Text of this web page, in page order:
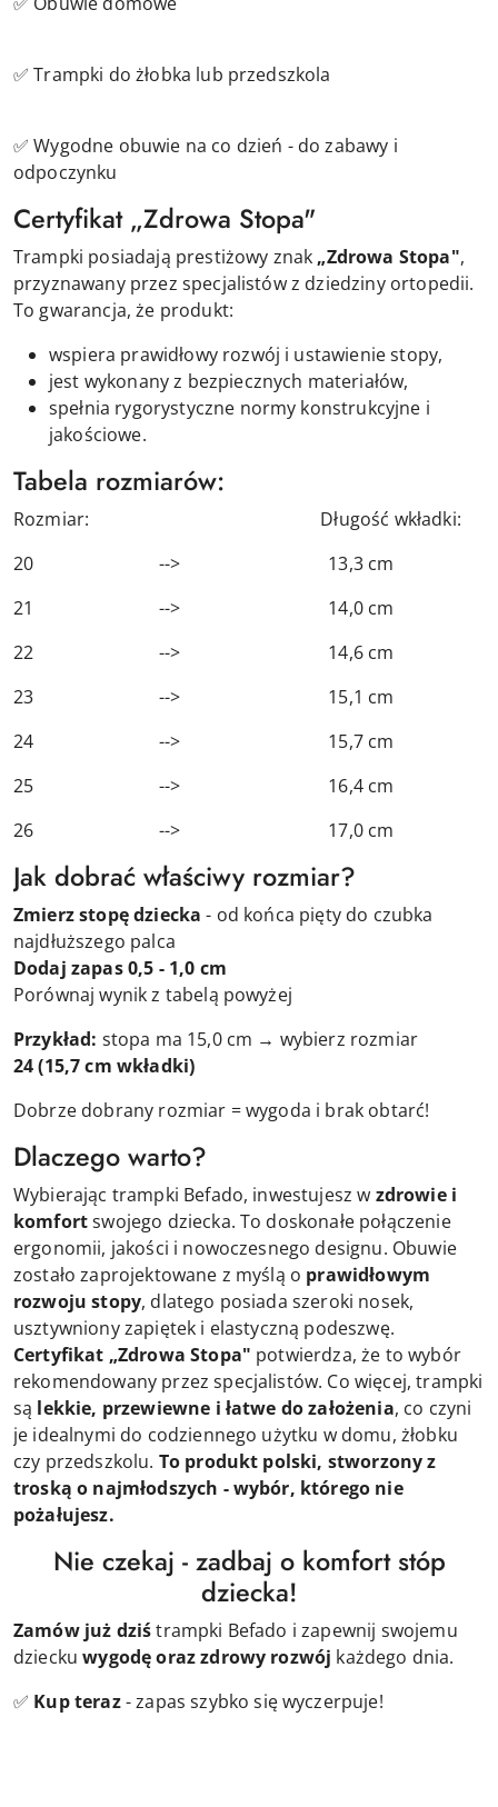
✅ Trampki do żłobka lub przedszkola
✅ Wygodne obuwie na co dzień - do zabawy i
odpoczynku
Certyfikat „Zdrowa Stopa"
Trampki posiadają prestiżowy znak „Zdrowa Stopa",
przyznawany przez specjalistów z dziedziny ortopedii.
To gwarancja, że produkt:
wspiera prawidłowy rozwój i ustawienie stopy,
jest wykonany z bezpiecznych materiałów,
spełnia rygorystyczne normy konstrukcyjne i
jakościowe.
Tabela rozmiarów:
Rozmiar: Długość wkładki:
20 --> 13,3 cm
21 --> 14,0 cm
22 --> 14,6 cm
23 --> 15,1 cm
24 --> 15,7 cm
25 --> 16,4 cm
26 --> 17,0 cm
Jak dobrać właściwy rozmiar?
Zmierz stopę dziecka - od końca pięty do czubka
najdłuższego palca
Dodaj zapas 0,5 - 1,0 cm
Porównaj wynik z tabelą powyżej
Przykład: stopa ma 15,0 cm → wybierz rozmiar
24(15,7 cm wkładki)
Dobrze dobrany rozmiar = wygoda i brak obtarć!
Dlaczego warto?
Wybierając trampki Befado, inwestujesz w zdrowie i
komfortswojego dziecka. To doskonałe połączenie
ergonomii, jakości i nowoczesnego designu. Obuwie
zostało zaprojektowane z myślą o prawidłowym
rozwoju stopy, dlatego posiada szeroki nosek,
usztywniony zapiętek i elastyczną podeszwę.
Certyfikat „Zdrowa Stopa" potwierdza, że to wybór
rekomendowany przez specjalistów. Co więcej, trampki
są lekkie, przewiewne i łatwe do założenia, co czyni
je idealnymi do codziennego użytku w domu, żłobku
czy przedszkolu. To produkt polski, stworzony z
troską o najmłodszych - wybór, którego nie
pożałujesz.
Nie czekaj - zadbaj o komfort stóp
dziecka!
Zamów już dziśtrampki Befado i zapewnij swojemu
dzieckuwygodę oraz zdrowy rozwój każdego dnia.
✅ Kup teraz- zapas szybko się wyczerpuje!